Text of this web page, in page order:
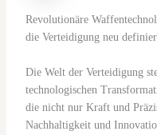
Revolutionäre
die Verteidigung neu
Die Welt der Verteidigung
technologischen
die nicht nur Kraft und
Nachhaltigkeit und